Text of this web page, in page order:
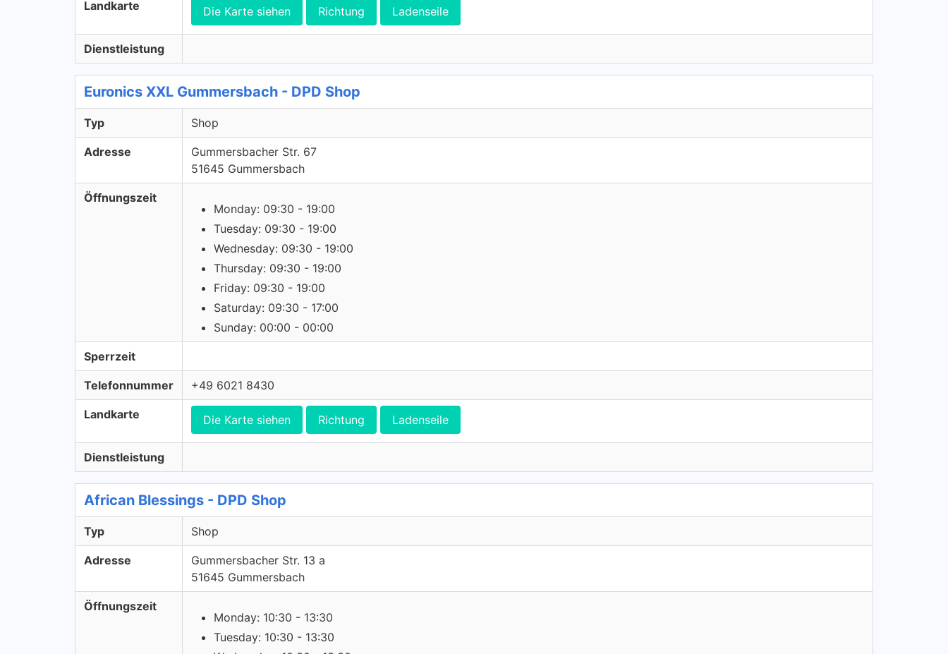
Landkarte Die Karte siehen Richtung Ladenseile
Dienstleistung
Euronics XXL Gummersbach - DPD Shop
Typ Shop
Adresse
Gummersbacher Str. 67
51645 Gummersbach
Öffnungszeit
Monday: 09:30 - 19:00
Tuesday: 09:30 - 19:00
Wednesday: 09:30 - 19:00
Thursday: 09:30 - 19:00
Friday: 09:30 - 19:00
Saturday: 09:30 - 17:00
Sunday: 00:00 - 00:00
Sperrzeit
Telefonnummer +49 6021 8430
Landkarte Die Karte siehen Richtung Ladenseile
Dienstleistung
African Blessings - DPD Shop
Typ Shop
Adresse
Gummersbacher Str. 13 a
51645 Gummersbach
Öffnungszeit
Monday: 10:30 - 13:30
Tuesday: 10:30 - 13:30